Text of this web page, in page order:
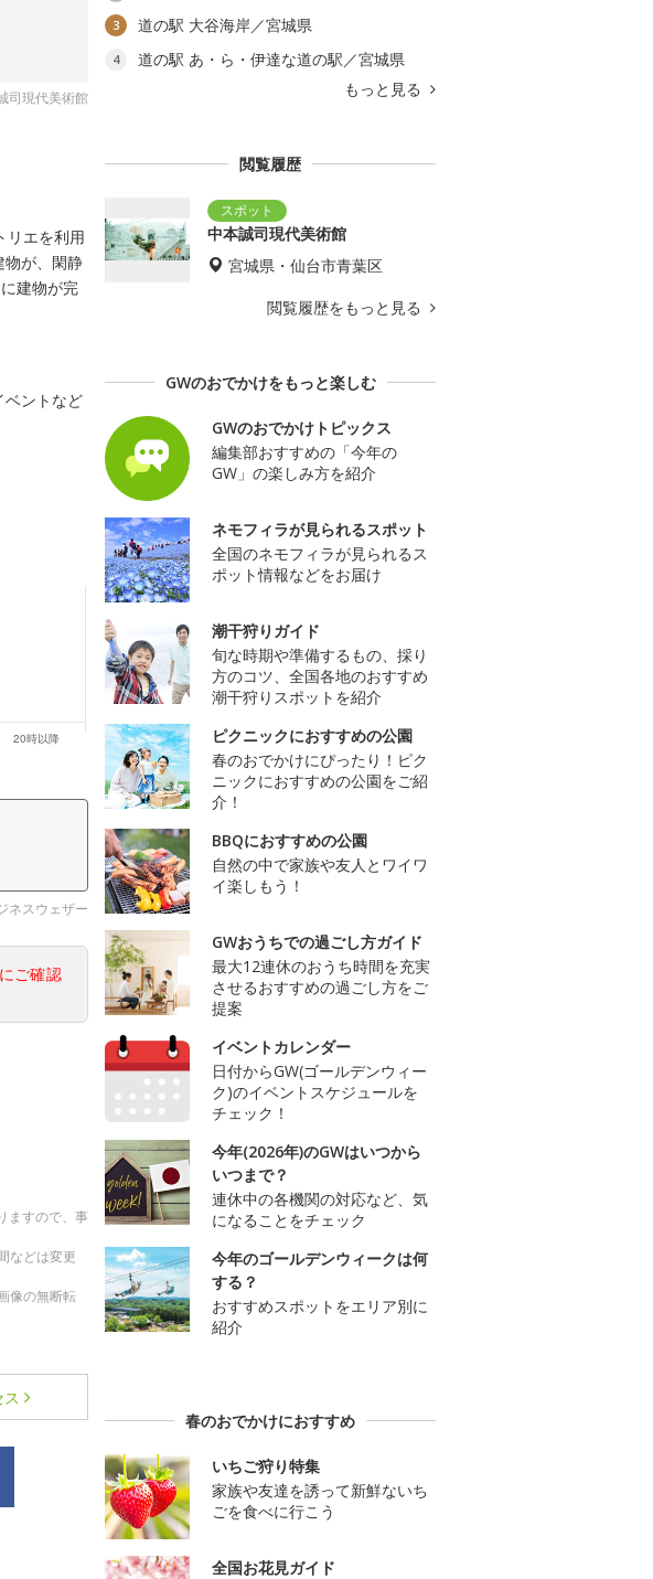
司現代美術館
リエを利用
物が、閑静
建物が完
ベントなど
ネスウェザー
ご確認
ますので、事
などは変更
像の無断転
3 道の駅 大谷海岸／宮城県
4
道の駅 あ・ら・伊達な道の駅／宮城県
もっと見る
閲覧履歴
中本誠司現代美術館
宮城県・仙台市青葉区
閲覧履歴をもっと見る
GWのおでかけをもっと楽しむ
GWのおでかけトピックス
編集部おすすめの「今年の
GW」の楽しみ方を紹介
ネモフィラが見られるスポット
全国のネモフィラが見られるス
ポット情報などをお届け
潮干狩りガイド
旬な時期や準備するもの、採り
方のコツ、全国各地のおすすめ
潮干狩りスポットを紹介
ピクニックにおすすめの公園
春のおでかけにぴったり！ピク
ニックにおすすめの公園をご紹
介！
BBQにおすすめの公園
自然の中で家族や友人とワイワ
イ楽しもう！
GWおうちでの過ごし方ガイド
最大12連休のおうち時間を充実
させるおすすめの過ごし方をご
提案
イベントカレンダー
日付からGW(ゴールデンウィー
ク)のイベントスケジュールを
チェック！
今年(2026年)のGWはいつから
いつまで？
連休中の各機関の対応など、気
になることをチェック
今年のゴールデンウィークは何
する？
おすすめスポットをエリア別に
紹介
春のおでかけにおすすめ
いちご狩り特集
家族や友達を誘って新鮮ないち
ごを食べに行こう
全国お花見ガイド